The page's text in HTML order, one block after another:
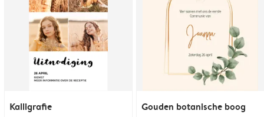
Kalligrafie Gouden botanische boog